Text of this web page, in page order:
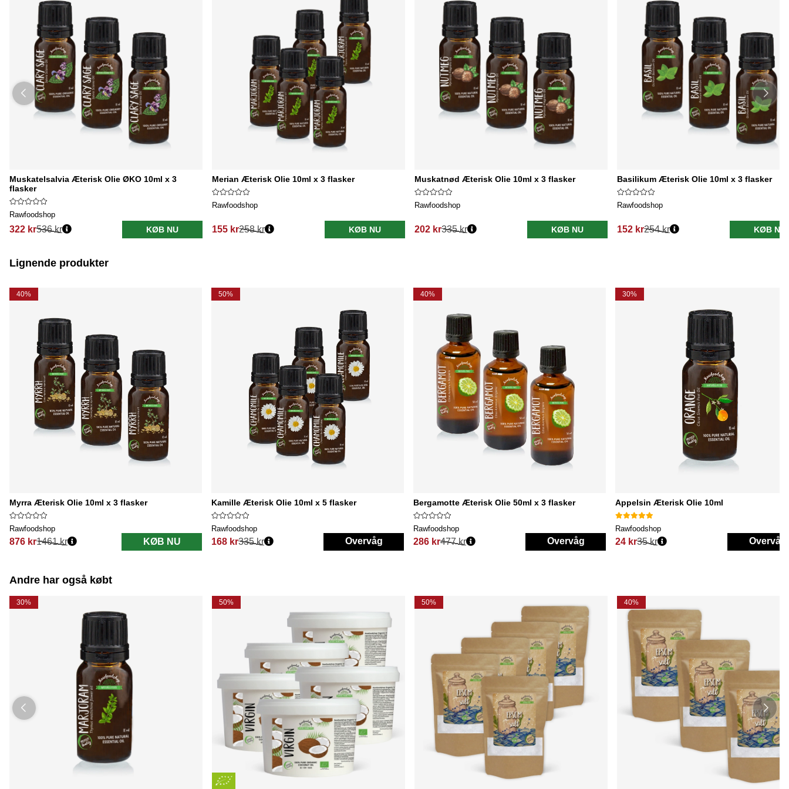
Muskatelsalvia Æterisk Olie ØKO 10ml x 3
flasker
Rawfoodshop
322 kr536 kr KØB NU
Merian Æterisk Olie 10ml x 3 flasker
Rawfoodshop
155 kr258 kr KØB NU
Muskatnød Æterisk Olie 10ml x 3 flasker
Rawfoodshop
202 kr335 kr KØB NU
Basilikum Æterisk Olie 10ml x 3 flasker
Rawfoodshop
152 kr254 kr KØB NU
Lignende produkter
40%
Myrra Æterisk Olie 10ml x 3 flasker
Rawfoodshop
876 kr
Normalpris:
1461 kr KØB NU
50%
Kamille Æterisk Olie 10ml x 5 flasker
Rawfoodshop
168 kr
Normalpris:
335 kr Overvåg
40%
Bergamotte Æterisk Olie 50ml x 3 flasker
Rawfoodshop
286 kr
Normalpris:
477 kr Overvåg
30%
Appelsin Æterisk Olie 10ml
Rawfoodshop
24 kr
Normalpris:
35 kr Overvåg
Andre har også købt
30% 50% 50% 40%